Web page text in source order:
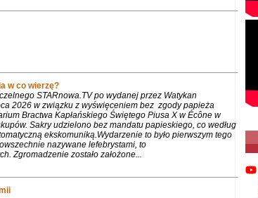
w co wierzę?
STARnowa.TV po wydanej przez Watykan
2026 w związku z wyświęceniem bez zgody papieża
Bractwa Kapłańskiego Świętego Piusa X w Écône w
Sakry udzielono bez mandatu papieskiego, co według
ekskomuniką.Wydarzenie to było pierwszym tego
nazywane lefebrystami, to
Zgromadzenie zostało założone...